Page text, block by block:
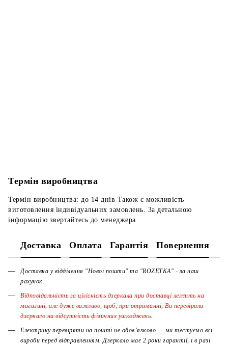
Термін виробництва
Термін виробництва: до 14 днів Також є можливість
виготовлення індивідуальних замовлень. За детальною
інформацію звертайтесь до менеджера
Доставка Оплата Гарантія Повернення
Доставка у відділення "Нової пошти" та "ROZETKA" - за наш
рахунок.
Відповідальність за цілісність дзеркала при доставці лежить на
магазині, але дуже важливо, щоб, при отриманні, Ви перевірили
дзеркало на відсутність фізичних ушкоджень.
Електрику перевіряти на пошті не обов’язково — ми тестуємо всі
вироби перед відправленням. Дзеркало має 2 роки гарантії, і в разі